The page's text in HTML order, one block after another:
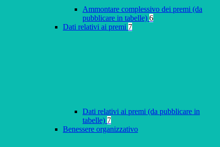
Ammontare complessivo dei premi (da
pubblicare in tabelle) 6
Dati relativi ai premi 7
Dati relativi ai premi (da pubblicare in
tabelle) 7
Benessere organizzativo